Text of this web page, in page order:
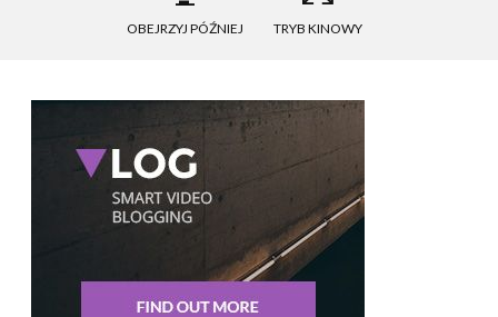
OBEJRZYJ PÓŹNIEJ TRYB KINOWY